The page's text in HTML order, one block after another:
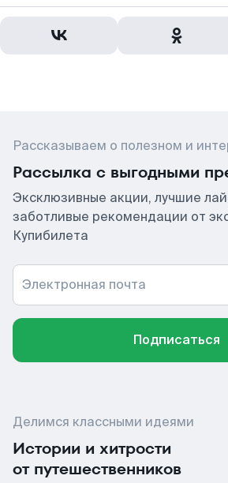
Рассказываем о полезном и
Рассылка с выгодными
Эксклюзивные акции, лучшие
заботливые рекомендации от
Купибилета
Электронная почта
Подписаться
Делимся классными идеями
Истории и хитрости
от путешественников